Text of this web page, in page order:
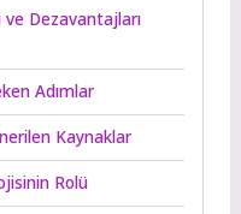
ve Dezavantajları
Adımlar
Kaynaklar
Rolü